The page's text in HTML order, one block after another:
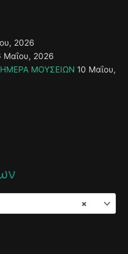
2026
Μαΐου, 2026
ΗΜΕΡΑ ΜΟΥΣΕΙΩΝ 10 Μαΐου,
×